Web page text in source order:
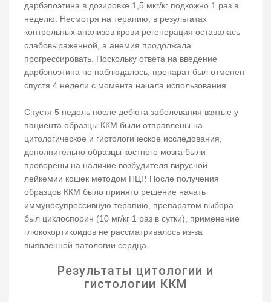
дарбэпоэтина в дозировке 1,5 мкг/кг подкожно 1 раз в
неделю. Несмотря на терапию, в результатах
контрольных анализов крови регенерация оставалась
слабовыраженной, а анемия продолжала
прогрессировать. Поскольку ответа на введение
дарбэпоэтина не наблюдалось, препарат был отменен
спустя 4 недели с момента начала использования.
Спустя 5 недель после дебюта заболевания взятые у
пациента образцы ККМ были отправлены на
цитологическое и гистологическое исследования,
дополнительно образцы костного мозга были
проверены на наличие возбудителя вирусной
лейкемии кошек методом ПЦР. После получения
образцов ККМ было принято решение начать
иммуносупрессивную терапию, препаратом выбора
был циклоспорин (10 мг/кг 1 раз в сутки), применение
глюкокортикоидов не рассматривалось из-за
выявленной патологии сердца.
Результаты цитологии и
гистологии ККМ